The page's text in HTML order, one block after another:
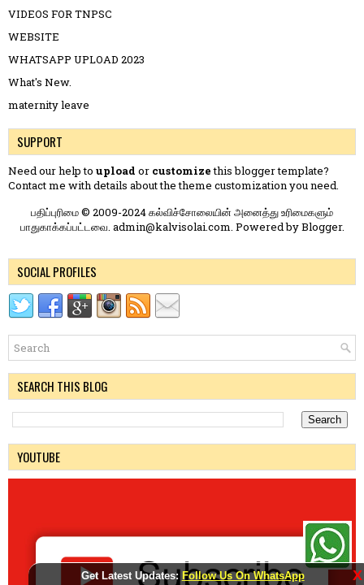
Get Latest Updates: Follow Us On WhatsApp X
VIDEOS FOR TNPSC
WEBSITE
WHATSAPP UPLOAD 2023
What's New.
maternity leave
SUPPORT
Need our help to upload or customizethis blogger template?
Contact me with details about the theme customization you need.
பதிப்புரிமை © 2009-2024 கல்விச்சோலையின் அனைத்து உரிமைகளும்
பாதுகாக்கப்பட்டவை. admin@kalvisolai.com. Powered byBlogger.
SOCIAL PROFILES
SEARCH THIS BLOG
YOUTUBE